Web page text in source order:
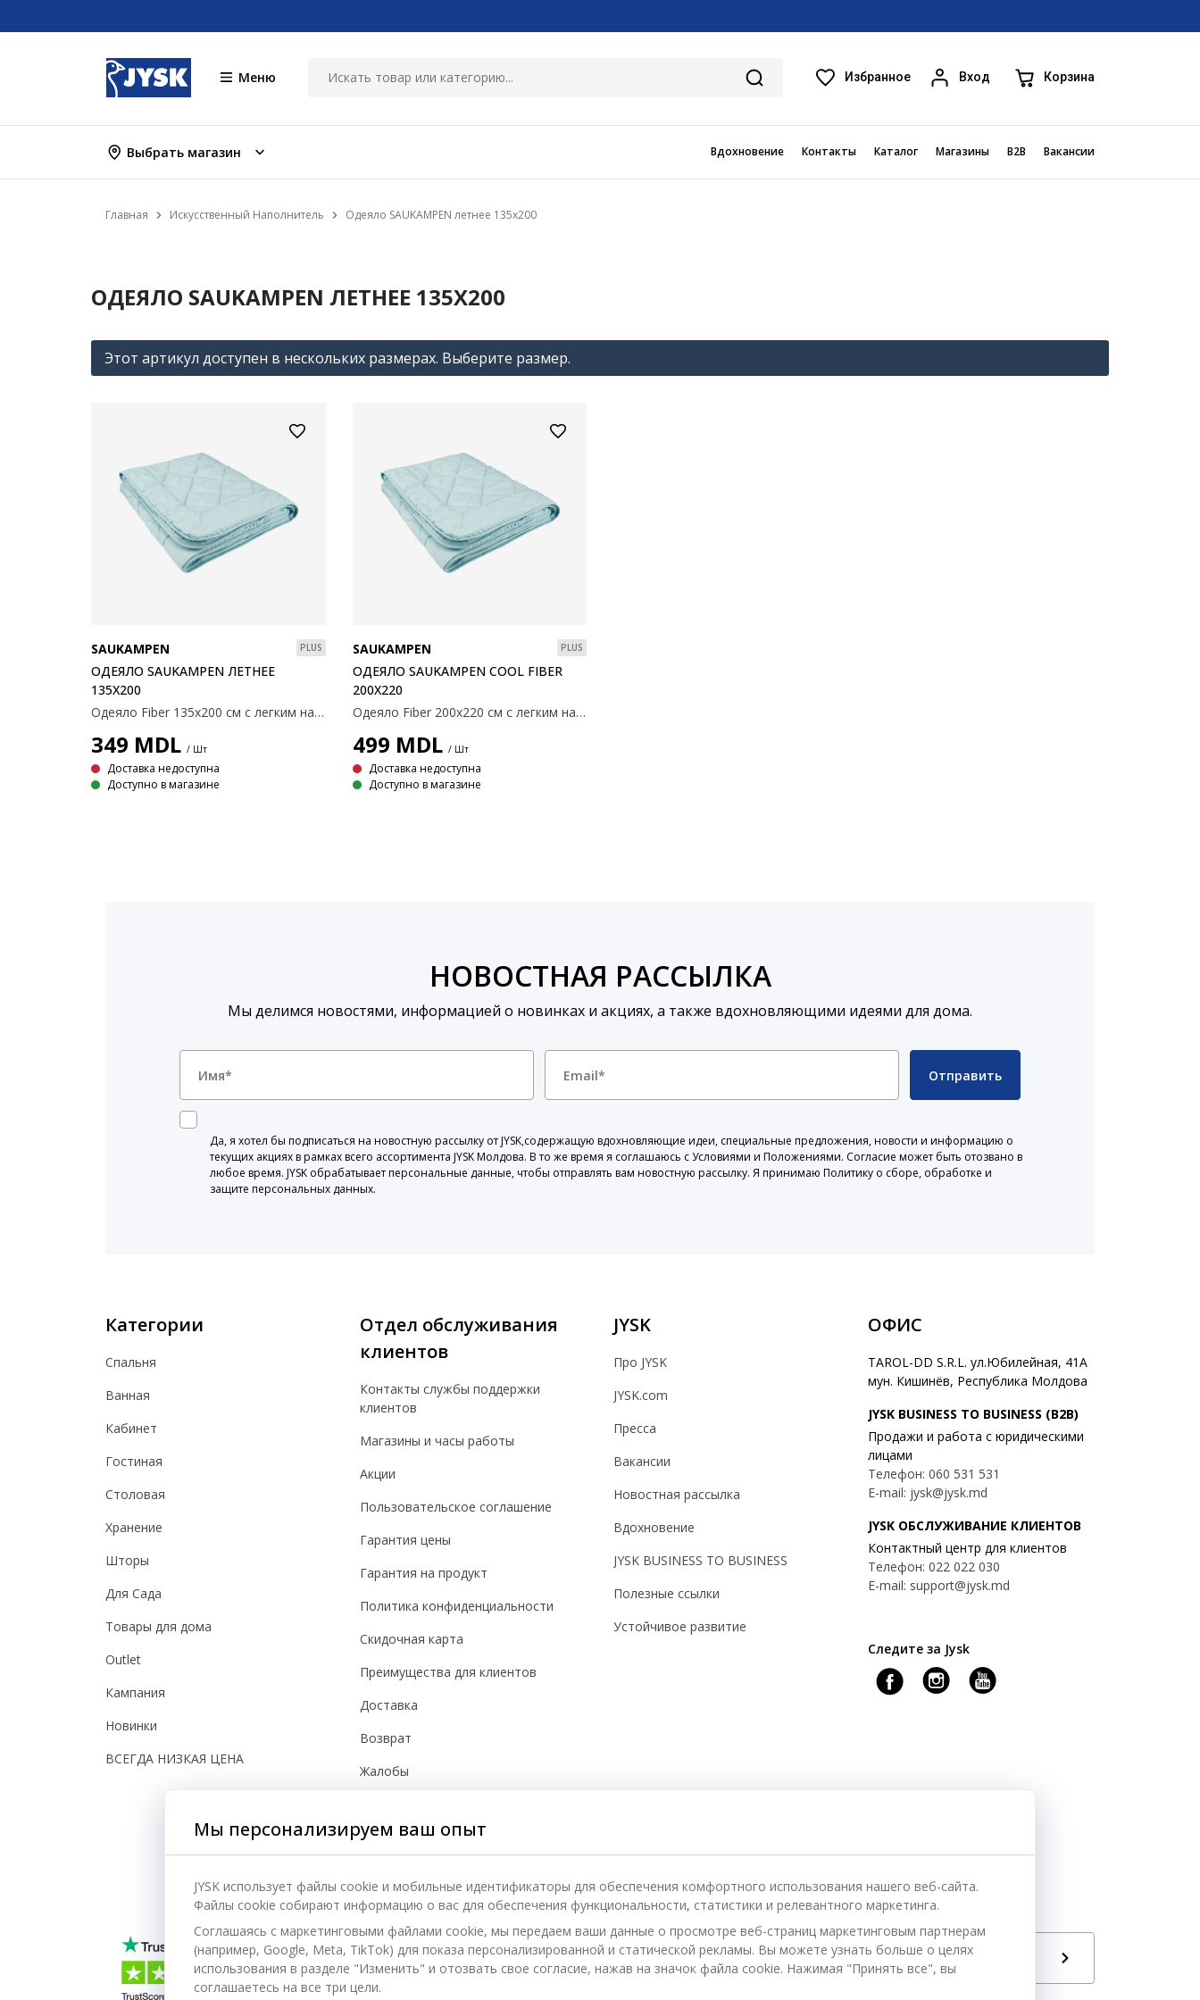
Меню Избранное Вход Корзина
Выбрать магазин Вдохновение Контакты Каталог Магазины B2B Вакансии
Главная Искусственный Наполнитель Одеяло SAUKAMPEN летнее 135x200
ОДЕЯЛО SAUKAMPEN ЛЕТНЕЕ 135X200
Этот артикул доступен в нескольких размерах. Выберите размер.
SAUKAMPEN PLUS
ОДЕЯЛО SAUKAMPEN ЛЕТНЕЕ
135X200
Одеяло Fiber 135x200 см с легким наполнителем из полиэстерового полого волокна, 500 г. Мягкая ткань из 100% полиэстеровой микрофибры. Температура стирки: 60°C.
349 MDL / Шт
Доставка недоступна
Доступно в магазине
SAUKAMPEN PLUS
ОДЕЯЛО SAUKAMPEN COOL FIBER
200X220
Одеяло Fiber 200x220 см с легким наполнителем из полиэстерового полого волокна, 500 г. Мягкая ткань из 100% полиэстеровой микрофибры. Температура стирки: 40°C.
499 MDL / Шт
Доставка недоступна
Доступно в магазине
НОВОСТНАЯ РАССЫЛКА
Мы делимся новостями, информацией о новинках и акциях, а также вдохновляющими идеями для дома.
Отправить
Да, я хотел бы подписаться на новостную рассылку от JYSK,содержащую вдохновляющие идеи, специальные предложения, новости и информацию о
текущих акциях в рамках всего ассортимента JYSK Молдова. В то же время я соглашаюсь с Условиями и Положениями. Согласие может быть отозвано в
любое время. JYSK обрабатывает персональные данные, чтобы отправлять вам новостную рассылку. Я принимаю Политику о сборе, обработке и
защите персональных данных.
Категории
Спальня
Ванная
Кабинет
Гостиная
Столовая
Хранение
Шторы
Для Сада
Товары для дома
Outlet
Кампания
Новинки
ВСЕГДА НИЗКАЯ ЦЕНА
Отдел обслуживания
клиентов
Контакты службы поддержки
клиентов
Магазины и часы работы
Акции
Пользовательское соглашение
Гарантия цены
Гарантия на продукт
Политика конфиденциальности
Скидочная карта
Преимущества для клиентов
Доставка
Возврат
Жалобы
Безопасность
JYSK
Про JYSK
JYSK.com
Пресса
Вакансии
Новостная рассылка
Вдохновение
JYSK BUSINESS TO BUSINESS
Полезные ссылки
Устойчивое развитие
ОФИС
TAROL-DD S.R.L. ул.Юбилейная, 41A
мун. Кишинёв, Республика Молдова
JYSK BUSINESS TO BUSINESS (B2B)
Продажи и работа с юридическими
лицами
Телефон: 060 531 531
E-mail: jysk@jysk.md
JYSK ОБСЛУЖИВАНИЕ КЛИЕНТОВ
Контактный центр для клиентов
Телефон: 022 022 030
E-mail: support@jysk.md
Следите за Jysk
Язык
РУ
Мы персонализируем ваш опыт
JYSK использует файлы cookie и мобильные идентификаторы для обеспечения комфортного использования нашего веб-сайта.
Файлы cookie собирают информацию о вас для обеспечения функциональности, статистики и релевантного маркетинга.
Соглашаясь с маркетинговыми файлами cookie, мы передаем ваши данные о просмотре веб-страниц маркетинговым партнерам
(например, Google, Meta, TikTok) для показа персонализированной и статической рекламы. Вы можете узнать больше о целях
использования в разделе "Изменить" и отозвать свое согласие, нажав на значок файла cookie. Нажимая "Принять все", вы
соглашаетесь на все три цели.